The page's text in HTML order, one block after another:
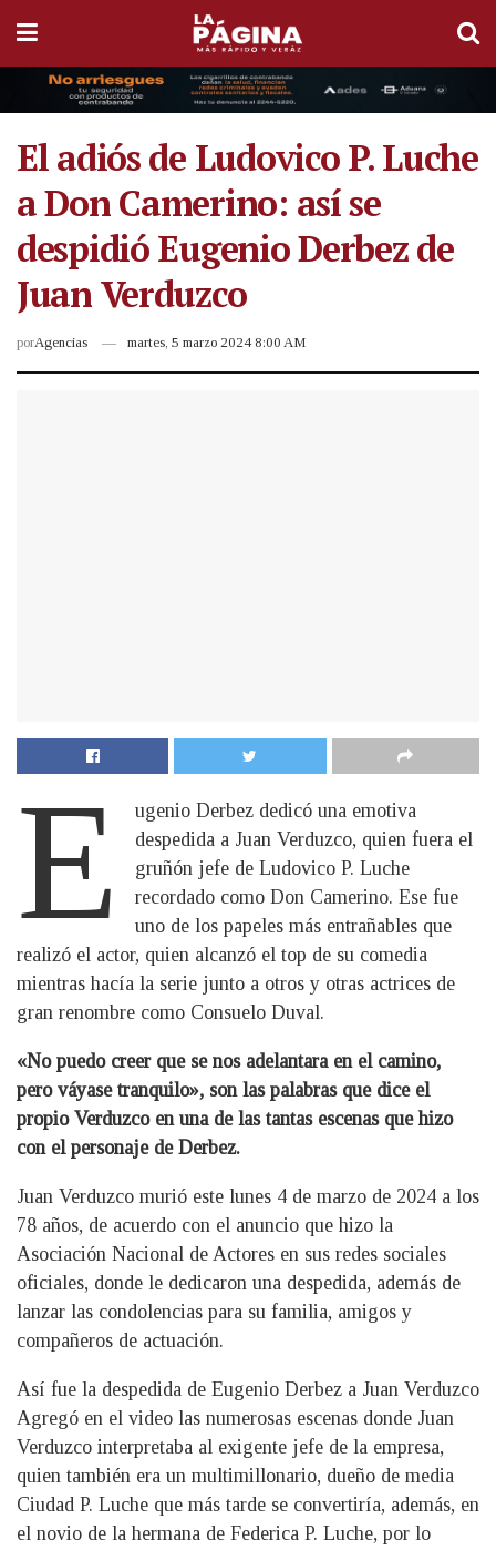
El adiós de Ludovico P. Luche
a Don Camerino: así se
despidió Eugenio Derbez de
Juan Verduzco
porAgencias martes, 5 marzo 2024 8:00 AM
E
ugenio Derbez dedicó una emotiva
despedida a Juan Verduzco, quien fuera el
gruñón jefe de Ludovico P. Luche
recordado como Don Camerino. Ese fue
uno de los papeles más entrañables que
realizó el actor, quien alcanzó el top de su comedia
mientras hacía la serie junto a otros y otras actrices de
gran renombre como Consuelo Duval.
«No puedo creer que se nos adelantara en el camino,
pero váyase tranquilo», son las palabras que dice el
propio Verduzco en una de las tantas escenas que hizo
con el personaje de Derbez.
Juan Verduzco murió este lunes 4 de marzo de 2024 a los
78 años, de acuerdo con el anuncio que hizo la
Asociación Nacional de Actores en sus redes sociales
oficiales, donde le dedicaron una despedida, además de
lanzar las condolencias para su familia, amigos y
compañeros de actuación.
Así fue la despedida de Eugenio Derbez a Juan Verduzco
Agregó en el video las numerosas escenas donde Juan
Verduzco interpretaba al exigente jefe de la empresa,
quien también era un multimillonario, dueño de media
Ciudad P. Luche que más tarde se convertiría, además, en
el novio de la hermana de Federica P. Luche, por lo